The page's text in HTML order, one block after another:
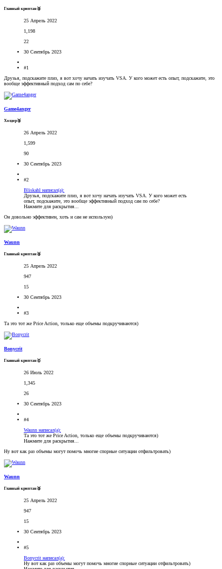
Главный криптан🥈
25 Апрель 2022
1,198
22
30 Сентябрь 2023
#1
Друзья, подскажите плиз, я вот хочу начать изучать VSA. У кого может есть опыт, подскажите, это
вообще эффективный подход сам по себе?
Game4anger
Холдер🥉
26 Апрель 2022
1,599
90
30 Сентябрь 2023
#2
Bliskahl написал(а):
Друзья, подскажите плиз, я вот хочу начать изучать VSA. У кого может есть
опыт, подскажите, это вообще эффективный подход сам по себе?
Нажмите для раскрытия...
Он довольно эффективен, хоть и сам не использую)
Waunn
Главный криптан🥈
25 Апрель 2022
947
15
30 Сентябрь 2023
#3
Та это тот же Price Action, только еще объемы подкручиваются)
Bonycrit
Главный криптан🥇
26 Июль 2022
1,345
26
30 Сентябрь 2023
#4
Waunn написал(а):
Та это тот же Price Action, только еще объемы подкручиваются)
Нажмите для раскрытия...
Ну вот как раз объемы могут помочь многие спорные ситуации отфильтровать)
Waunn
Главный криптан🥈
25 Апрель 2022
947
15
30 Сентябрь 2023
#5
Bonycrit написал(а):
Ну вот как раз объемы могут помочь многие спорные ситуации отфильтровать)